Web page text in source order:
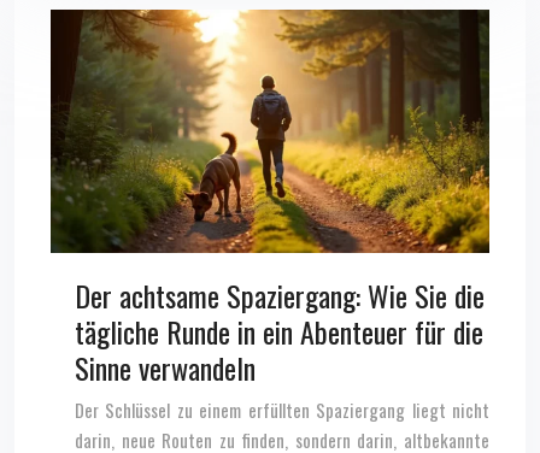
Der achtsame Spaziergang: Wie Sie die
tägliche Runde in ein Abenteuer für die
Sinne verwandeln
Der Schlüssel zu einem erfüllten Spaziergang liegt nicht
darin, neue Routen zu finden, sondern darin, altbekannte